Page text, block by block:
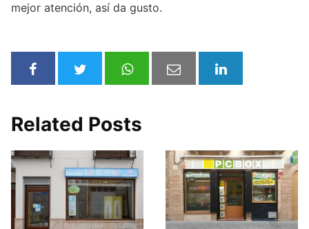
mejor atención, así da gusto.
Related Posts